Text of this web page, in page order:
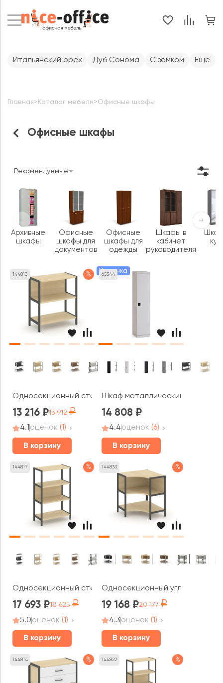
Офисные шкафы
Главная> Каталог мебели>Офисные шкафы
Итальянский орех Дуб Сонома С замком Еще
Рекомендуемые
144813 %
Односекционный стеллаж двухярусный 810х400х879
13 216 13 912
4.1 оценок (1)
В корзину
65544
Новинка
Шкаф металлический узкий, 4
14 808
4.4оценок (6)
В корзину
144817 %
Односекционный стеллаж трехярусный
17 693 18 625
5.0оценок (1)
В корзину
144833 %
Односекционный угловой
19 168 20 177
4.3оценок (1)
В корзину
144814 % 144822 %
Архивные
шкафы
Офисные
шкафы для
документов
Офисные
шкафы для
одежды
Шкафы в
кабинет
руководителя